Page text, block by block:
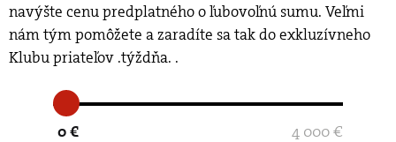
navýšte cenu predplatného o ľubovoľnú sumu. Veľmi
nám tým pomôžete a zaradíte sa tak do exkluzívneho
Klubu priateľov .týždňa. .
0 €
4 000 €